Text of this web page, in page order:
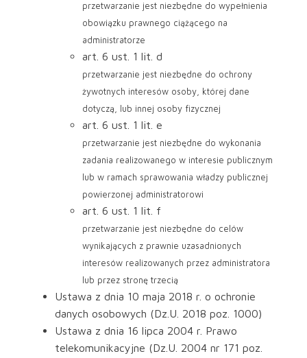
przetwarzanie jest niezbędne do wypełnienia
obowiązku prawnego ciążącego na
administratorze
art. 6 ust. 1 lit. d
przetwarzanie jest niezbędne do ochrony
żywotnych interesów osoby, której dane
dotyczą, lub innej osoby fizycznej
art. 6 ust. 1 lit. e
przetwarzanie jest niezbędne do wykonania
zadania realizowanego w interesie publicznym
lub w ramach sprawowania władzy publicznej
powierzonej administratorowi
art. 6 ust. 1 lit. f
przetwarzanie jest niezbędne do celów
wynikających z prawnie uzasadnionych
interesów realizowanych przez administratora
lub przez stronę trzecią
Ustawa z dnia 10 maja 2018 r. o ochronie
danych osobowych (Dz.U. 2018 poz. 1000)
Ustawa z dnia 16 lipca 2004 r. Prawo
telekomunikacyjne (Dz.U. 2004 nr 171 poz.